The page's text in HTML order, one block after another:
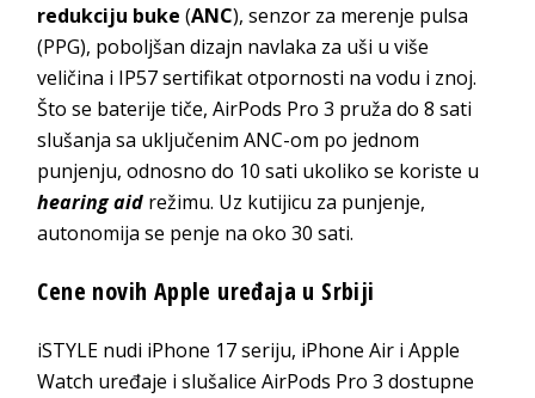
redukciju buke (ANC), senzor za merenje pulsa
(PPG), poboljšan dizajn navlaka za uši u više
veličina i IP57 sertifikat otpornosti na vodu i znoj.
Što se baterije tiče, AirPods Pro 3 pruža do 8 sati
slušanja sa uključenim ANC-om po jednom
punjenju, odnosno do 10 sati ukoliko se koriste u
hearing aid režimu. Uz kutijicu za punjenje,
autonomija se penje na oko 30 sati.
Cene novih Apple uređaja u Srbiji
iSTYLE nudi iPhone 17 seriju, iPhone Air i Apple
Watch uređaje i slušalice AirPods Pro 3 dostupne